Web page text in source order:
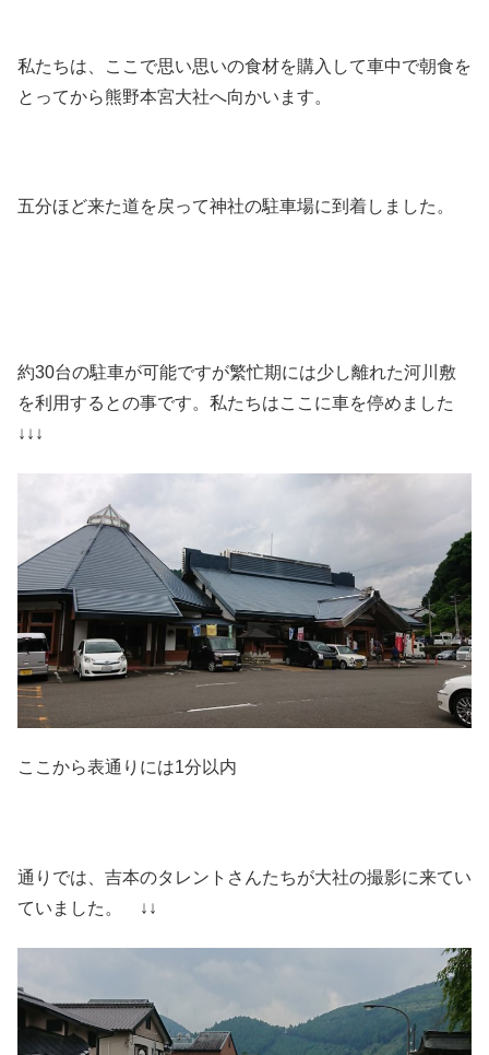
私たちは、ここで思い思いの食材を購入して車中で朝食を
とってから熊野本宮大社へ向かいます。
五分ほど来た道を戻って神社の駐車場に到着しました。
約30台の駐車が可能ですが繁忙期には少し離れた河川敷
を利用するとの事です。私たちはここに車を停めました
↓↓↓
ここから表通りには1分以内
通りでは、吉本のタレントさんたちが大社の撮影に来てい
ていました。 ↓↓